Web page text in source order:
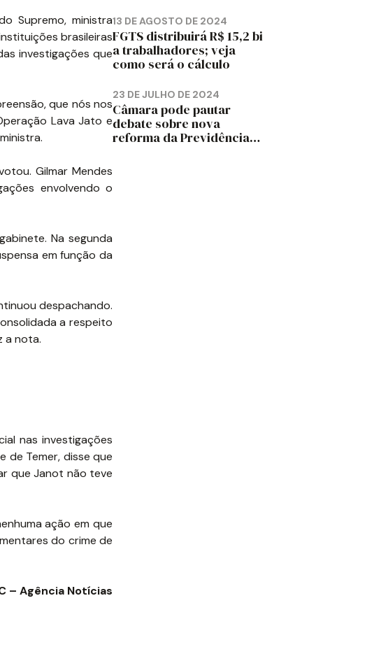
Supremo, ministra
brasileiras
investigações que
que nós nos
Lava Jato e
Gilmar Mendes
envolvendo o
Na segunda
em função da
despachando.
a respeito
a nota.
nas investigações
de Temer, disse que
que Janot não teve
ação em que
do crime de
– Agência Notícias
13 DE AGOSTO DE 2024
FGTS distribuirá R$ 15,2 bi
a trabalhadores; veja
como será o cálculo
23 DE JULHO DE 2024
Câmara pode pautar
debate sobre nova
reforma da Previdência